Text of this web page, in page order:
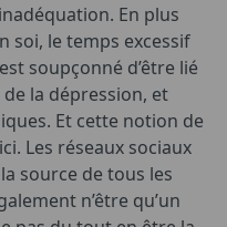
En plus
soi, le temps excessif
soupçonné d’être lié
la dépression, et
Et cette notion de
Les réseaux sociaux
source de tous les
n’être qu’un